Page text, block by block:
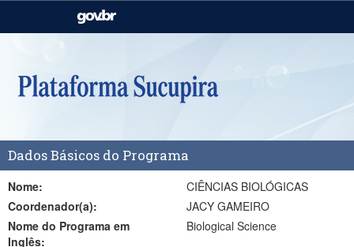
Casa Civil
Pecuária e Abastecimento
Institucional
Dados Básicos do Programa
Nome:
CIÊNCIAS BIOLÓGICAS
Coordenador(a):
JACY GAMEIRO
Nome do Programa em
Inglês:
Biological Science